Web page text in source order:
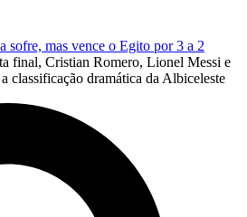
sofre, mas vence o Egito por 3 a 2
final, Cristian Romero, Lionel Messi e
classificação dramática da Albiceleste